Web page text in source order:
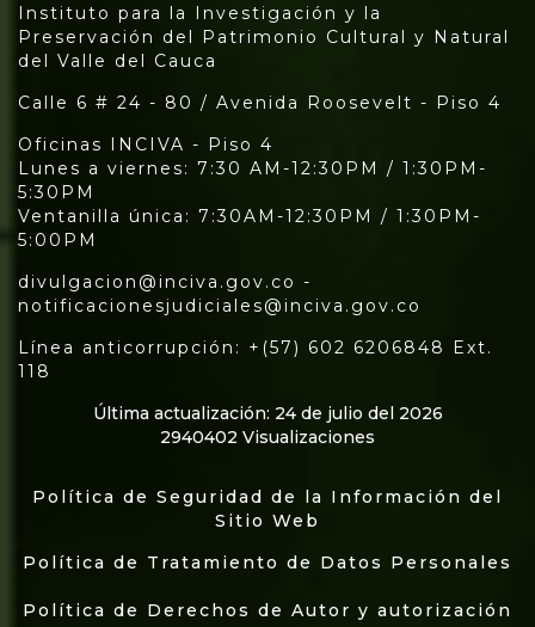
Instituto para la Investigación y la
Preservación del Patrimonio Cultural y Natural
del Valle del Cauca
Calle 6 # 24 - 80 / Avenida Roosevelt - Piso 4
Oficinas INCIVA - Piso 4
Lunes a viernes: 7:30 AM-12:30PM / 1:30PM-
5:30PM
Ventanilla única: 7:30AM-12:30PM / 1:30PM-
5:00PM
divulgacion@inciva.gov.co -
notificacionesjudiciales@inciva.gov.co
Línea anticorrupción: +(57) 602 6206848 Ext.
118
Última actualización: 24 de julio del 2026
2940402 Visualizaciones
Política de Seguridad de la Información del
Sitio Web
Política de Tratamiento de Datos Personales
Política de Derechos de Autor y autorización